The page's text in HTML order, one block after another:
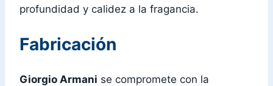
profundidad y calidez a la fragancia.
Fabricación
Giorgio Armani se compromete con la